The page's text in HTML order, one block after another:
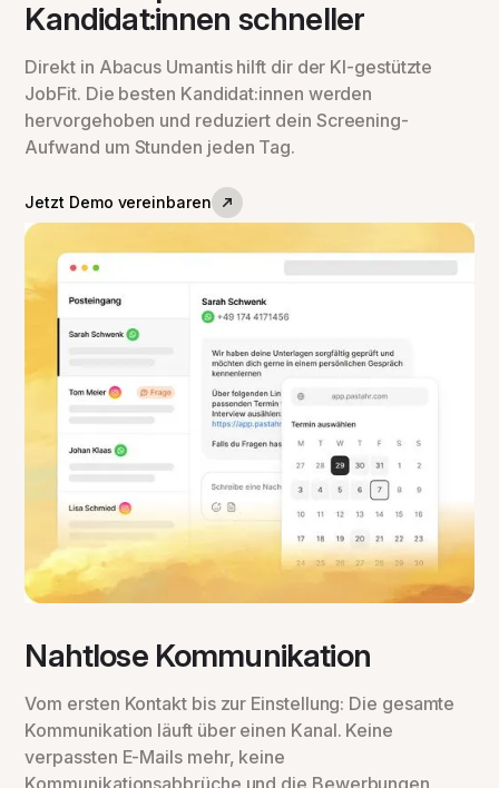
Kandidat:innen schneller
Direkt in Abacus Umantis hilft dir der KI-gestützte
JobFit. Die besten Kandidat:innen werden
hervorgehoben und reduziert dein Screening-
Aufwand um Stunden jeden Tag.
Jetzt Demo vereinbaren
Nahtlose Kommunikation
Vom ersten Kontakt bis zur Einstellung: Die gesamte
Kommunikation läuft über einen Kanal. Keine
verpassten E-Mails mehr, keine